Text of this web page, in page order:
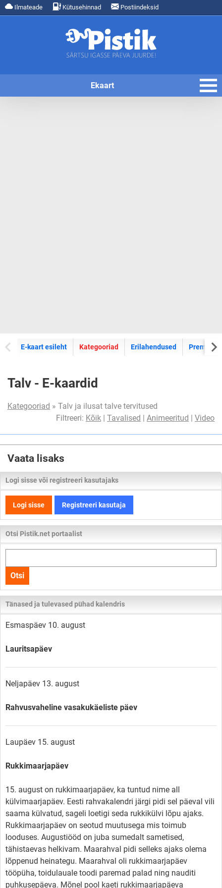
Ilmateade Kütusehinnad Postiindeksid
Ekaart
E-kaart esileht E-kaartide
Kategooriad Erilahendused Premium
Talv - E-kaardid
Kategooriad » Talv ja ilusat talve tervitused
Filtreeri: Kõik | Tavalised | Animeeritud | Video
Vaata lisaks
Logi sisse või registreeri kasutajaks
Logi sisse Registreeri kasutaja
Otsi Pistik.net portaalist
kogu
lehelt
Otsi
Tänased ja tulevased pühad kalendris
Esmaspäev 10. august
Lauritsapäev
Neljapäev 13. august
Rahvusvaheline vasakukäeliste päev
Laupäev 15. august
Rukkimaarjapäev
15. august on rukkimaarjapäev, ka tuntud nime all
külvimaarjapäev. Eesti rahvakalendri järgi pidi sel päeval vili
saama külvatud, sageli loetigi seda rukkikülvi lõpu ajaks.
Rukkimaarjapäev on seotud muutusega mis toimub
looduses. Augustiööd on juba sumedalt sametised,
tähistaevas helkivam. Maarahval pidi selleks ajaks olema
lõppenud heinategu. Maarahval oli rukkimaarjapäev
tööpüha, toidulauale toodi paremad palad ning nauditi
puhkusepäeva. Mõnel pool kaeti rukkimaarjapäeva